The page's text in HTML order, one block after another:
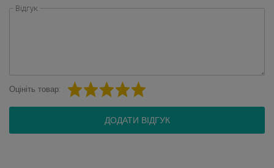
Відгук
Оцініть товар:
ДОДАТИ ВІДГУК